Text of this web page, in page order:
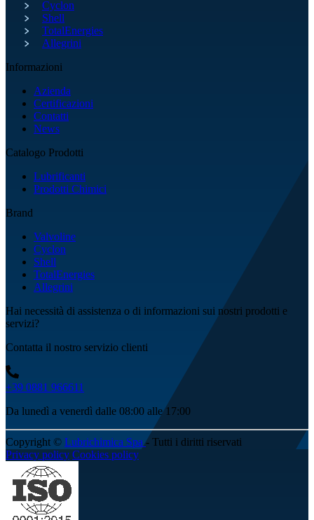
Cyclon
Shell
TotalEnergies
Allegrini
Informazioni
Azienda
Certificazioni
Contatti
News
Catalogo Prodotti
Lubrificanti
Prodotti Chimici
Brand
Valvoline
Cyclon
Shell
TotalEnergies
Allegrini
Hai necessità di assistenza o di informazioni sui nostri prodotti e
servizi?
Contatta il nostro servizio clienti
+39 0881 966611
Da lunedì a venerdì dalle 08:00 alle 17:00
Copyright © Lubrichimica Spa- Tutti i diritti riservati
Privacy policy Cookies policy